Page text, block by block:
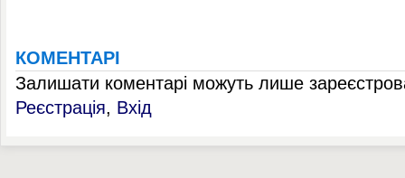
КОМЕНТАРІ
Залишати коментарі можуть лише
Реєстрація, Вхід